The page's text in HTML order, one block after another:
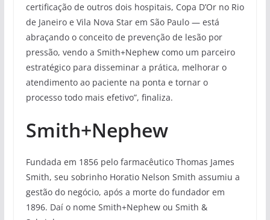
certificação de outros dois hospitais, Copa D’Or no Rio
de Janeiro e Vila Nova Star em São Paulo — está
abraçando o conceito de prevenção de lesão por
pressão, vendo a Smith+Nephew como um parceiro
estratégico para disseminar a prática, melhorar o
atendimento ao paciente na ponta e tornar o
processo todo mais efetivo”, finaliza.
Smith+Nephew
Fundada em 1856 pelo farmacêutico Thomas James
Smith, seu sobrinho Horatio Nelson Smith assumiu a
gestão do negócio, após a morte do fundador em
1896. Daí o nome Smith+Nephew ou Smith &